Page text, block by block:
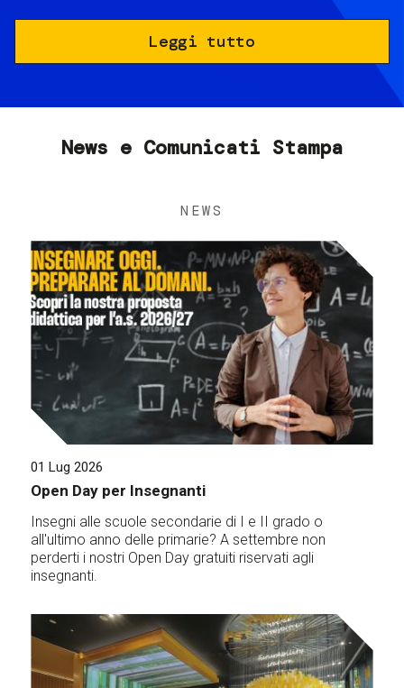
Leggi tutto
News e Comunicati Stampa
NEWS
01 Lug 2026
Open Day per Insegnanti
Insegni alle scuole secondarie di I e II grado o
all'ultimo anno delle primarie? A settembre non
perderti i nostri Open Day gratuiti riservati agli
insegnanti.